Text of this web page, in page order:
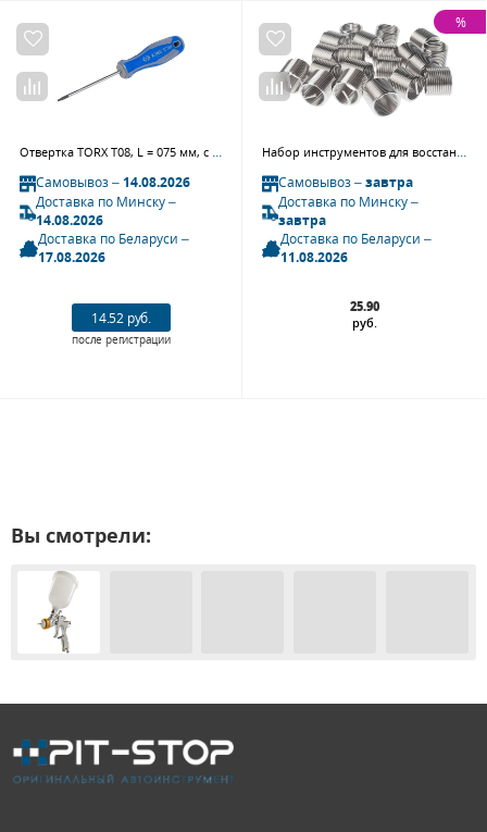
Самовывоз –14.08.2026
Доставка по Минску –
14.08.2026
Доставка по Беларуси –
17.08.2026
14.52 руб.
после регистрации
%
Самовывоз –завтра
Доставка по Минску –
завтра
Доставка по Беларуси –
11.08.2026
25.90
руб.
Вы смотрели: